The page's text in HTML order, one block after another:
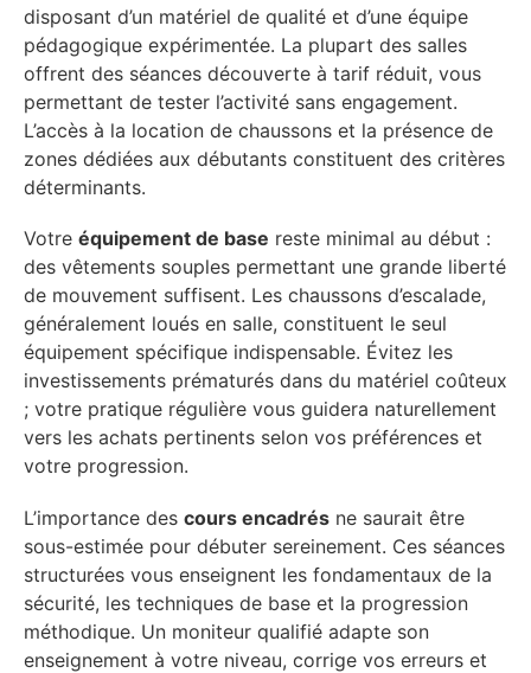
disposant d’un matériel de qualité et d’une équipe
pédagogique expérimentée. La plupart des salles
offrent des séances découverte à tarif réduit, vous
permettant de tester l’activité sans engagement.
L’accès à la location de chaussons et la présence de
zones dédiées aux débutants constituent des critères
déterminants.
Votre équipement de base reste minimal au début :
des vêtements souples permettant une grande liberté
de mouvement suffisent. Les chaussons d’escalade,
généralement loués en salle, constituent le seul
équipement spécifique indispensable. Évitez les
investissements prématurés dans du matériel coûteux
; votre pratique régulière vous guidera naturellement
vers les achats pertinents selon vos préférences et
votre progression.
L’importance des cours encadrés ne saurait être
sous-estimée pour débuter sereinement. Ces séances
structurées vous enseignent les fondamentaux de la
sécurité, les techniques de base et la progression
méthodique. Un moniteur qualifié adapte son
enseignement à votre niveau, corrige vos erreurs et